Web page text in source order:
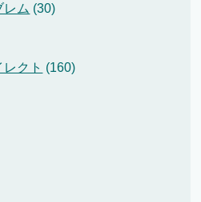
レム (30)
クト (160)